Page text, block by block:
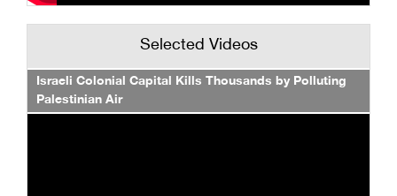
Selected Videos
Israeli Colonial Capital Kills Thousands by Polluting
Palestinian Air